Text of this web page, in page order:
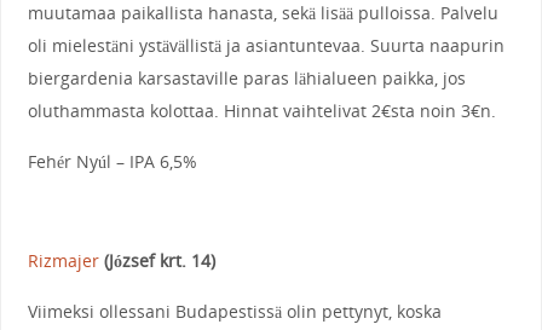
muutamaa paikallista hanasta, sekä lisää pulloissa. Palvelu
oli mielestäni ystävällistä ja asiantuntevaa. Suurta naapurin
biergardenia karsastaville paras lähialueen paikka, jos
oluthammasta kolottaa. Hinnat vaihtelivat 2€sta noin 3€n.
Fehér Nyúl – IPA 6,5%
Rizmajer (József krt. 14)
Viimeksi ollessani Budapestissä olin pettynyt, koska